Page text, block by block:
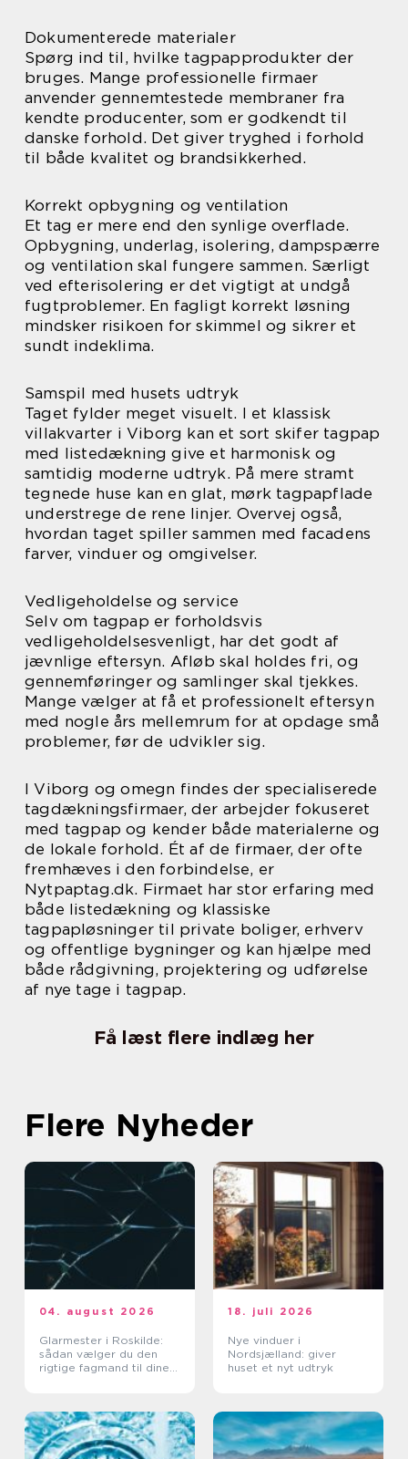
Dokumenterede materialer
Spørg ind til, hvilke tagpapprodukter der
bruges. Mange professionelle firmaer
anvender gennemtestede membraner fra
kendte producenter, som er godkendt til
danske forhold. Det giver tryghed i forhold
til både kvalitet og brandsikkerhed.
Korrekt opbygning og ventilation
Et tag er mere end den synlige overflade.
Opbygning, underlag, isolering, dampspærre
og ventilation skal fungere sammen. Særligt
ved efterisolering er det vigtigt at undgå
fugtproblemer. En fagligt korrekt løsning
mindsker risikoen for skimmel og sikrer et
sundt indeklima.
Samspil med husets udtryk
Taget fylder meget visuelt. I et klassisk
villakvarter i Viborg kan et sort skifer tagpap
med listedækning give et harmonisk og
samtidig moderne udtryk. På mere stramt
tegnede huse kan en glat, mørk tagpapflade
understrege de rene linjer. Overvej også,
hvordan taget spiller sammen med facadens
farver, vinduer og omgivelser.
Vedligeholdelse og service
Selv om tagpap er forholdsvis
vedligeholdelsesvenligt, har det godt af
jævnlige eftersyn. Afløb skal holdes fri, og
gennemføringer og samlinger skal tjekkes.
Mange vælger at få et professionelt eftersyn
med nogle års mellemrum for at opdage små
problemer, før de udvikler sig.
I Viborg og omegn findes der specialiserede
tagdækningsfirmaer, der arbejder fokuseret
med tagpap og kender både materialerne og
de lokale forhold. Ét af de firmaer, der ofte
fremhæves i den forbindelse, er
Nytpaptag.dk. Firmaet har stor erfaring med
både listedækning og klassiske
tagpapløsninger til private boliger, erhverv
og offentlige bygninger og kan hjælpe med
både rådgivning, projektering og udførelse
af nye tage i tagpap.
Få læst flere indlæg her
Flere Nyheder
04. august 2026
Glarmester i Roskilde:
sådan vælger du den
rigtige fagmand til dine
18. juli 2026
Nye vinduer i
Nordsjælland: giver
huset et nyt udtryk